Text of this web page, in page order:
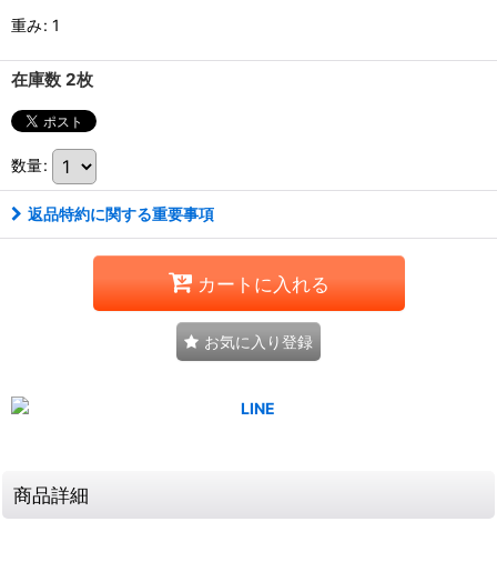
重み: 1
在庫数 2枚
数量:
返品特約に関する重要事項
カートに入れる
お気に入り登録
商品詳細